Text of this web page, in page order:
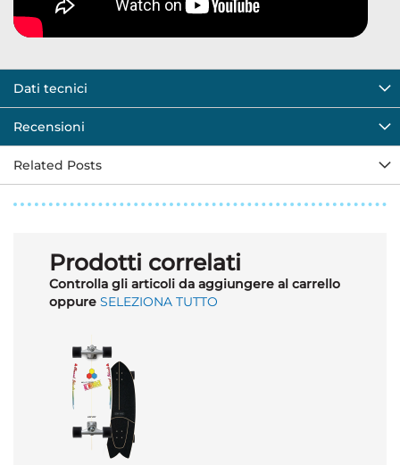
Dati tecnici
Recensioni
Related Posts
Prodotti correlati
Controlla gli articoli da aggiungere al carrello
oppure SELEZIONA TUTTO